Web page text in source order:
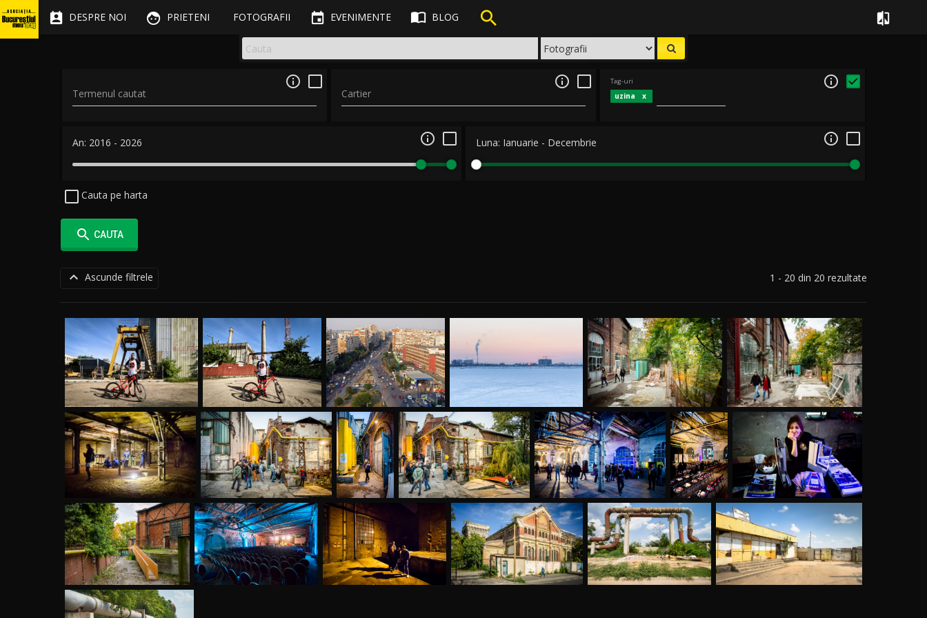
 DESPRE NOI  PRIETENI FOTOGRAFII  EVENIMENTE  BLOG  
Termenul cautat

Cartier

uzina
Tag-uri 
An: 2016 - 2026  Luna: Ianuarie - Decembrie 
Cauta pe harta
 CAUTA
 Ascunde filtrele 1 - 20 din 20 rezultate